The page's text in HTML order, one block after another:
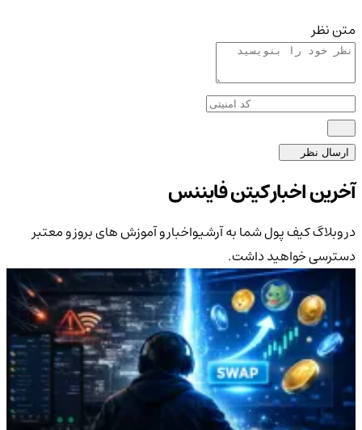
متن نظر
ارسال نظر
آخرین اخبار کیتن فایننس
در وبلاگ کیف پول شما به آرشیواخبار و آموزش های بروز و معتبر
دسترسی خواهید داشت.